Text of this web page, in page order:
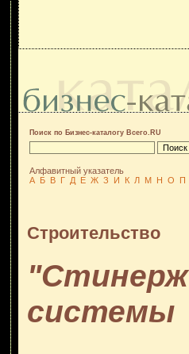
Поиск по Бизнес-каталогу Всего.RU
Алфавитный указатель
А Б В Г Д Е Ж З И К Л М Н О П
Строительство
системы